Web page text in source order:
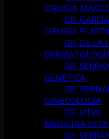
CIRUGÍA
DR.
CIRUGÍA
DR. DE LA
DR.
GENÉTICA
DR.
GINECOLOGÍA
DR. VIDAL
MEDICINA
DR.